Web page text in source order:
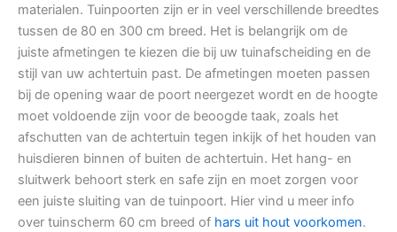
materialen. Tuinpoorten zijn er in veel verschillende breedtes
tussen de 80 en 300 cm breed. Het is belangrijk om de
juiste afmetingen te kiezen die bij uw tuinafscheiding en de
stijl van uw achtertuin past. De afmetingen moeten passen
bij de opening waar de poort neergezet wordt en de hoogte
moet voldoende zijn voor de beoogde taak, zoals het
afschutten van de achtertuin tegen inkijk of het houden van
huisdieren binnen of buiten de achtertuin. Het hang- en
sluitwerk behoort sterk en safe zijn en moet zorgen voor
een juiste sluiting van de tuinpoort. Hier vind u meer info
over tuinscherm 60 cm breed of hars uit hout voorkomen.